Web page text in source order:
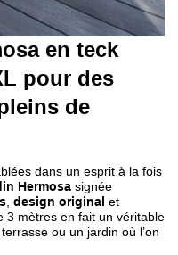
en teck
pour des
de
dans un esprit à la fois
Hermosa signée
design original et
3 mètres en fait un véritable
ou un jardin où l’on